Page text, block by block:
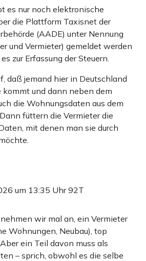
es nur noch elektronische
die Plattform Taxisnet der
(AADE) unter Nennung
und Vermieter) gemeldet werden
zur Erfassung der Steuern.
daß jemand hier in Deutschland
kommt und dann neben dem
die Wohnungsdaten aus dem
füttern die Vermieter die
mit denen man sie durch
um 13:35 Uhr92T
wir mal an, ein Vermieter
Wohnungen, Neubau), top
ein Teil davon muss als
– sprich, obwohl es die selbe